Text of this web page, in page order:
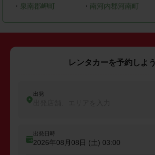
・ 泉南郡岬町 ・ 南河内郡河南町
レンタカーを予約しよう
出発
出発日時
2026年08月08日 (土) 03:00